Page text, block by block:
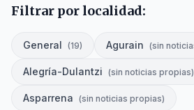
Filtrar por localidad:
General (19) Agurain (sin
Alegría-Dulantzi (sin noticias propias)
Asparrena (sin noticias propias)